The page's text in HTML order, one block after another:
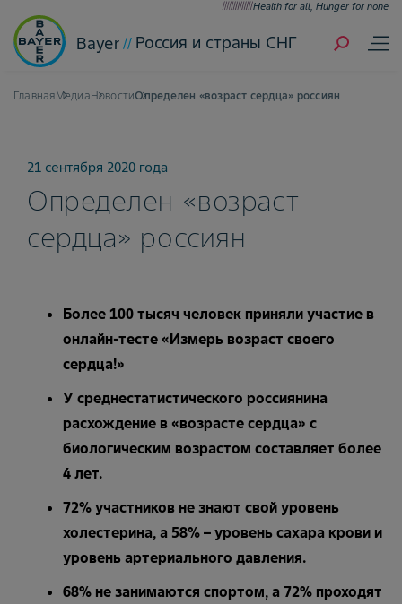
Health for all, Hunger for none
Bayer Россия и страны СНГ
ГлавнаяМедиаНовостиОпределен «возраст сердца» россиян
21 сентября 2020 года
Определен «возраст
сердца» россиян
Более 100 тысяч человек приняли участие в
онлайн-тесте «Измерь возраст своего
сердца!»
У среднестатистического россиянина
расхождение в «возрасте сердца» с
биологическим возрастом составляет более
4 лет.
72% участников не знают свой уровень
холестерина, а 58% – уровень сахара крови и
уровень артериального давления.
68% не занимаются спортом, а 72% проходят